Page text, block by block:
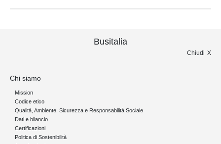
Busitalia
Chiudi
Chi siamo
Mission
Codice etico
Qualità, Ambiente, Sicurezza e Responsabilità Sociale
Dati e bilancio
Certificazioni
Politica di Sostenibilità